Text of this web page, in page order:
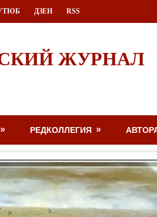
ДЗЕН RSS
ЖУРНАЛ
РЕДКОЛЛЕГИЯ